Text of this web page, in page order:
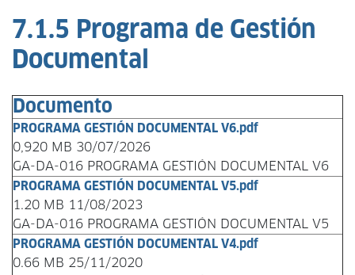
ayuda
la
navegación
7.1.5 Programa de Gestión
Documental
Documento
PROGRAMA GESTIÓN DOCUMENTAL V6.pdf
0,920 MB 30/07/2026
GA-DA-016 PROGRAMA GESTIÓN DOCUMENTAL V6
PROGRAMA GESTIÓN DOCUMENTAL V5.pdf
1.20 MB 11/08/2023
GA-DA-016 PROGRAMA GESTIÓN DOCUMENTAL V5
PROGRAMA GESTIÓN DOCUMENTAL V4.pdf
0.66 MB 25/11/2020